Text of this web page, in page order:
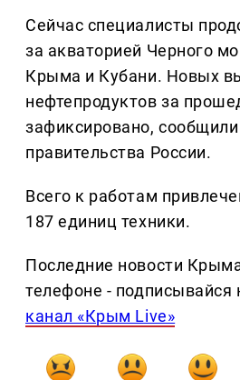
Сейчас специалисты
за акваторией Черного
Крыма и Кубани. Новых
нефтепродуктов за
зафиксировано,
правительства России.
Всего к работам
187 единиц техники.
Последние новости
телефоне - подписывайся
канал «Крым Live»